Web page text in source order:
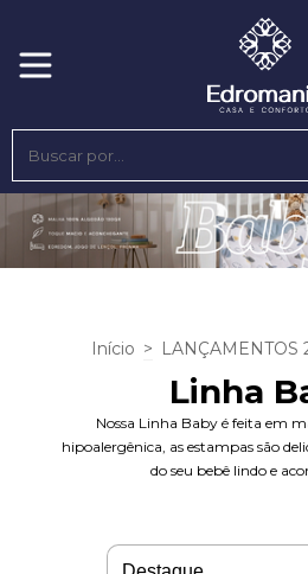
Início > LANÇAMENTOS
Linha
Nossa Linha Baby é feita em
hipoalergênica, as estampas são
do seu bebê lindo e